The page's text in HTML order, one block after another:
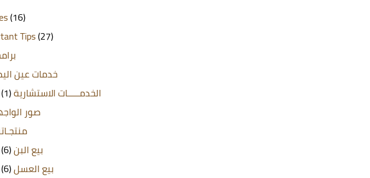
(16)
Tips(27)
خدمات عين
الخدمـــــات الاستشارية(1)
صور
بيع البن(6)
بيع العسل(6)